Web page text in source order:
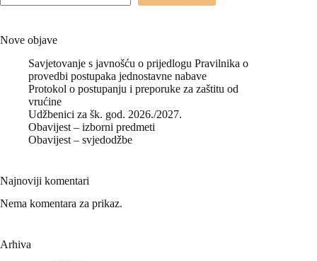
Nove objave
Savjetovanje s javnošću o prijedlogu Pravilnika o
provedbi postupaka jednostavne nabave
Protokol o postupanju i preporuke za zaštitu od
vrućine
Udžbenici za šk. god. 2026./2027.
Obavijest – izborni predmeti
Obavijest – svjedodžbe
Najnoviji komentari
Nema komentara za prikaz.
Arhiva